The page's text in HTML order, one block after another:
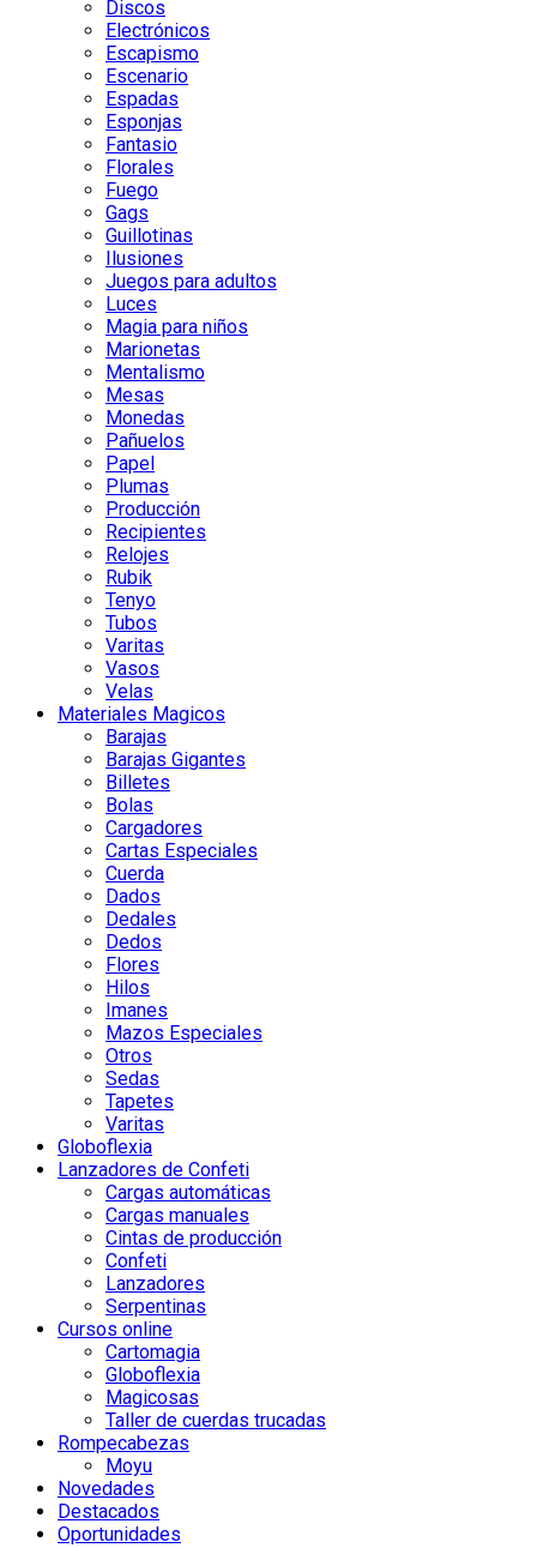
Discos
Electrónicos
Escapismo
Escenario
Espadas
Esponjas
Fantasio
Florales
Fuego
Gags
Guillotinas
Ilusiones
Juegos para adultos
Luces
Magia para niños
Marionetas
Mentalismo
Mesas
Monedas
Pañuelos
Papel
Plumas
Producción
Recipientes
Relojes
Rubik
Tenyo
Tubos
Varitas
Vasos
Velas
Materiales Magicos
Barajas
Barajas Gigantes
Billetes
Bolas
Cargadores
Cartas Especiales
Cuerda
Dados
Dedales
Dedos
Flores
Hilos
Imanes
Mazos Especiales
Otros
Sedas
Tapetes
Varitas
Globoflexia
Lanzadores de Confeti
Cargas automáticas
Cargas manuales
Cintas de producción
Confeti
Lanzadores
Serpentinas
Cursos online
Cartomagia
Globoflexia
Magicosas
Taller de cuerdas trucadas
Rompecabezas
Moyu
Novedades
Destacados
Oportunidades